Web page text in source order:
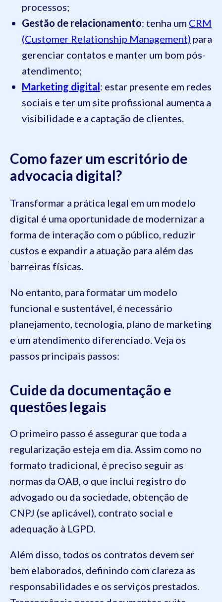
processos;
Gestão de relacionamento: tenha um CRM
(Customer Relationship Management) para
gerenciar contatos e manter um bom pós-
atendimento;
Marketing digital: estar presente em redes
sociais e ter um site profissional aumenta a
visibilidade e a captação de clientes.
Como fazer um escritório de
advocacia digital?
Transformar a prática legal em um modelo
digital é uma oportunidade de modernizar a
forma de interação com o público, reduzir
custos e expandir a atuação para além das
barreiras físicas.
No entanto, para formatar um modelo
funcional e sustentável, é necessário
planejamento, tecnologia, plano de marketing
e um atendimento diferenciado. Veja os
passos principais passos:
Cuide da documentação e
questões legais
O primeiro passo é assegurar que toda a
regularização esteja em dia. Assim como no
formato tradicional, é preciso seguir as
normas da OAB, o que inclui registro do
advogado ou da sociedade, obtenção de
CNPJ (se aplicável), contrato social e
adequação à LGPD.
Além disso, todos os contratos devem ser
bem elaborados, definindo com clareza as
responsabilidades e os serviços prestados.